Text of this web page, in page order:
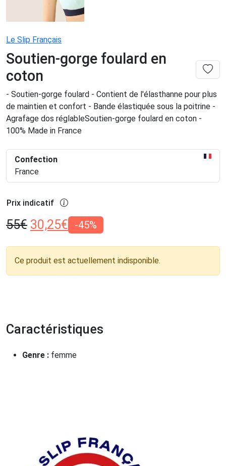
Le Slip Français
Soutien-gorge foulard en
coton
- Soutien-gorge foulard - Contient de l'élasthanne pour plus
de maintien et confort - Bande élastiquée sous la poitrine -
Agrafage dos réglableSoutien-gorge foulard en coton -
100% Made in France
Confection
France
Prix indicatif
55€ 30,25€ -45%
Ce produit est actuellement indisponible.
Caractéristiques
Genre : femme